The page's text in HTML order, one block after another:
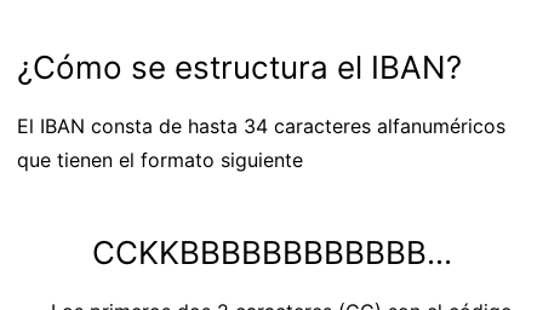
¿Cómo se estructura el IBAN?
El IBAN consta de hasta 34 caracteres alfanuméricos
que tienen el formato siguiente
CCKKBBBBBBBBBBBB...